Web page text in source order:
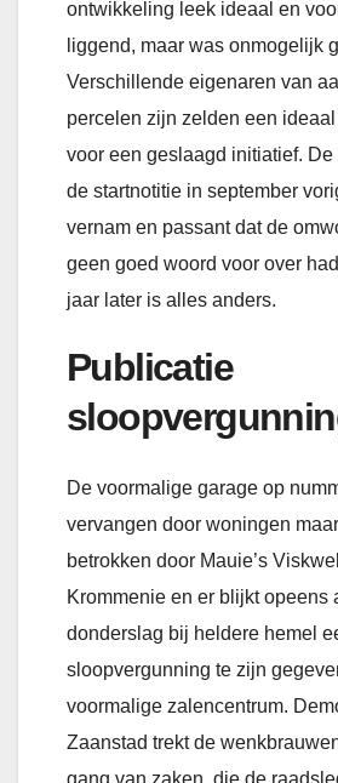
ontwikkeling leek ideaal en
liggend, maar was onmogelijk
Verschillende eigenaren van
percelen zijn zelden een
voor een geslaagd initiatief.
de startnotitie in september
vernam en passant dat de
geen goed woord voor over
jaar later is alles anders.
Publicatie
De voormalige garage op
vervangen door woningen
betrokken door Mauie’s
Krommenie en er blijkt opeens
donderslag bij heldere hemel
sloopvergunning te zijn
voormalige zalencentrum.
Zaanstad trekt de
gang van zaken, die de